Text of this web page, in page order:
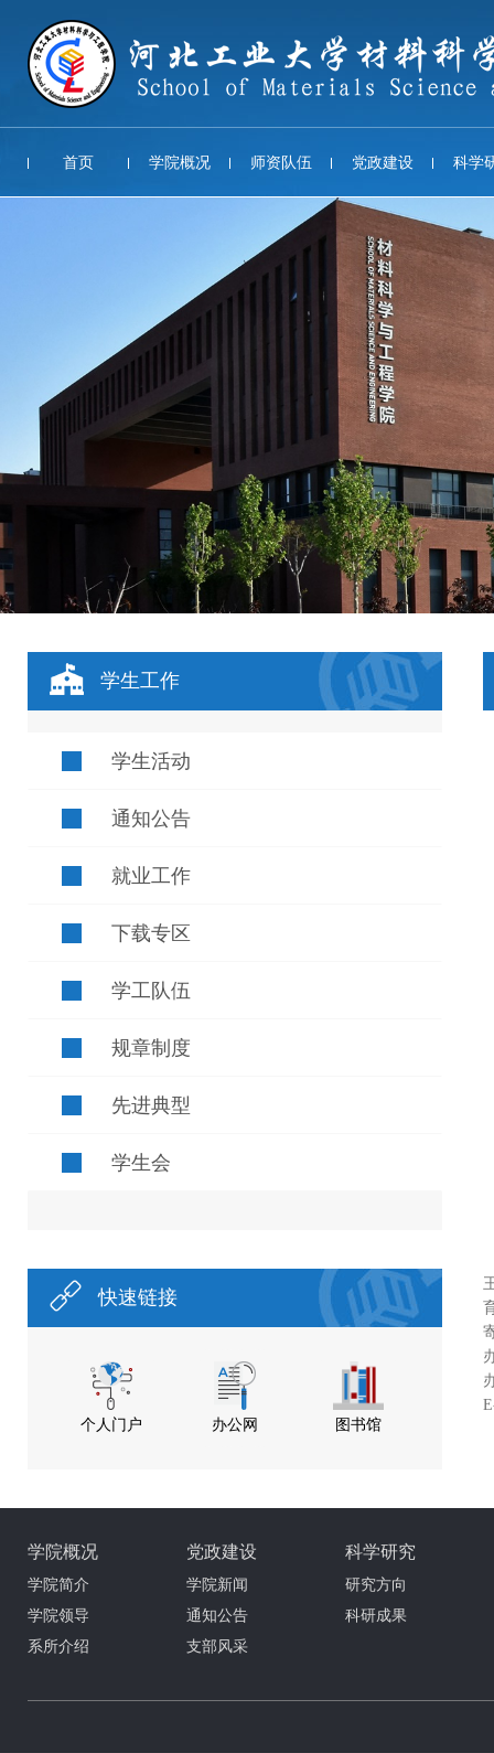
首页 学院概况 师资队伍 党政建设 科学
学生工作
学生活动
通知公告
就业工作
下载专区
学工队伍
规章制度
先进典型
学生会
快速链接
个人门户 办公网 图书馆
学院概况
学院简介
学院领导
系所介绍
党政建设
学院新闻
通知公告
支部风采
科学研究
研究方向
科研成果